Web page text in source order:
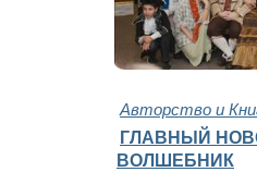
Авторство и
ГЛАВНЫЙ
ВОЛШЕБНИК